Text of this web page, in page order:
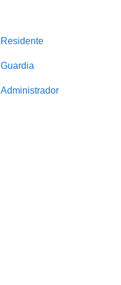
Residente
Guardia
Administrador